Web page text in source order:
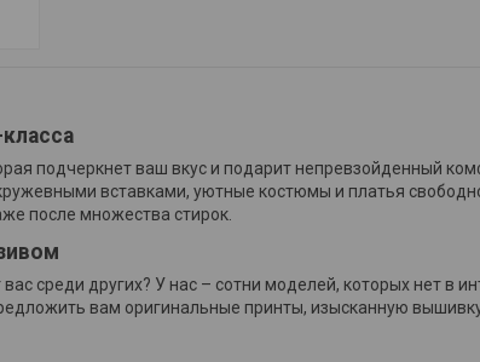
подчеркнет ваш вкус и подарит непревзойденный
вставками, уютные костюмы и платья
после множества стирок.
среди других? У нас – сотни моделей, которых нет в
вам оригинальные принты, изысканную